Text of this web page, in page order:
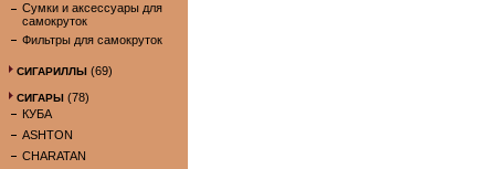
Сумки и аксессуары для
самокруток
Фильтры для самокруток
СИГАРИЛЛЫ (69)
СИГАРЫ (78)
КУБА
ASHTON
CHARATAN